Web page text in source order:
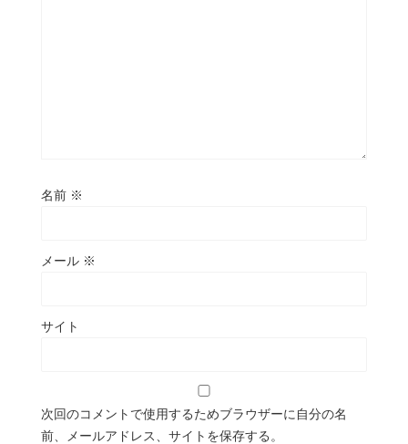
名前 ※
メール ※
サイト
次回のコメントで使用するためブラウザーに自分の名
前、メールアドレス、サイトを保存する。